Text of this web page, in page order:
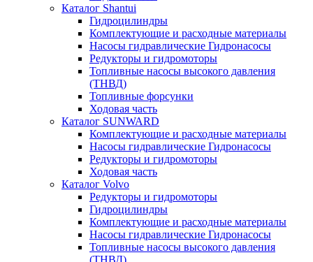
Каталог Shantui
Гидроцилиндры
Комплектующие и расходные материалы
Насосы гидравлические Гидронасосы
Редукторы и гидромоторы
Топливные насосы высокого давления
(ТНВД)
Топливные форсунки
Ходовая часть
Каталог SUNWARD
Комплектующие и расходные материалы
Насосы гидравлические Гидронасосы
Редукторы и гидромоторы
Ходовая часть
Каталог Volvo
Редукторы и гидромоторы
Гидроцилиндры
Комплектующие и расходные материалы
Насосы гидравлические Гидронасосы
Топливные насосы высокого давления
(ТНВД)